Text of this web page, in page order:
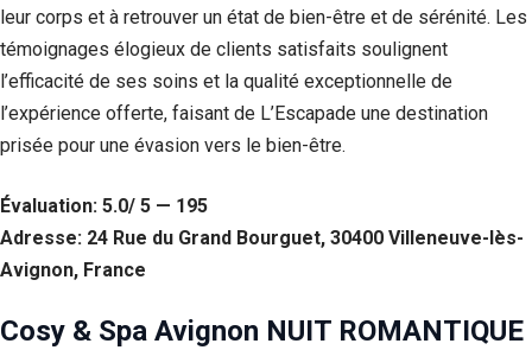
leur corps et à retrouver un état de bien-être et de sérénité. Les
témoignages élogieux de clients satisfaits soulignent
l’efficacité de ses soins et la qualité exceptionnelle de
l’expérience offerte, faisant de L’Escapade une destination
prisée pour une évasion vers le bien-être.
Évaluation: 5.0/ 5 — 195
Adresse: 24 Rue du Grand Bourguet, 30400 Villeneuve-lès-
Avignon, France
Cosy & Spa Avignon NUIT ROMANTIQUE
personnalisés.